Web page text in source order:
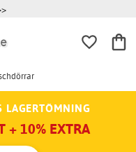
LAGERTÖMNING
+ 10% EXTRA